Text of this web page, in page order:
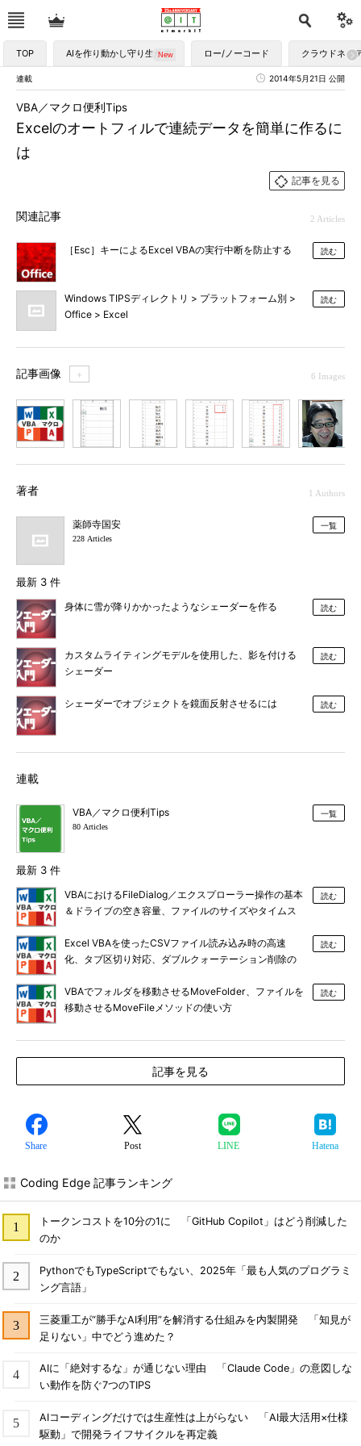
TOP AIを作り動かし守り生かす ロー/ノーコード クラウドネイ
連載 2014年5月21日 公開
Excelのオートフィルで連続データを簡単に作るに
は
VBA／マクロ便利Tips
記事を見る
関連記事 2 Articles
［Esc］キーによるExcel VBAの実行中断を防止する 読む
Windows TIPSディレクトリ > プラットフォーム別 >
Office > Excel
読む
記事画像 ＋ 6 Images
著者 1 Authors
薬師寺国安
228 Articles
一覧
最新 3 件
身体に雪が降りかかったようなシェーダーを作る 読む
カスタムライティングモデルを使用した、影を付ける
シェーダー
読む
シェーダーでオブジェクトを鏡面反射させるには 読む
連載
VBA／マクロ便利Tips
80 Articles
一覧
最新 3 件
VBAにおけるFileDialog／エクスプローラー操作の基本
＆ドライブの空き容量、ファイルのサイズやタイムス
読む
Excel VBAを使ったCSVファイル読み込み時の高速
化、タブ区切り対応、ダブルクォーテーション削除の
読む
VBAでフォルダを移動させるMoveFolder、ファイルを
移動させるMoveFileメソッドの使い方
読む
記事を見る
Share Post LINE Hatena
Coding Edge 記事ランキング
トークンコストを10分の1に 「GitHub Copilot」はどう削減した
のか
PythonでもTypeScriptでもない、2025年「最も人気のプログラミ
ング言語」
三菱重工が“勝手なAI利用”を解消する仕組みを内製開発 「知見が
足りない」中でどう進めた？
AIに「絶対するな」が通じない理由 「Claude Code」の意図しな
い動作を防ぐ7つのTIPS
AIコーディングだけでは生産性は上がらない 「AI最大活用×仕様
駆動」で開発ライフサイクルを再定義